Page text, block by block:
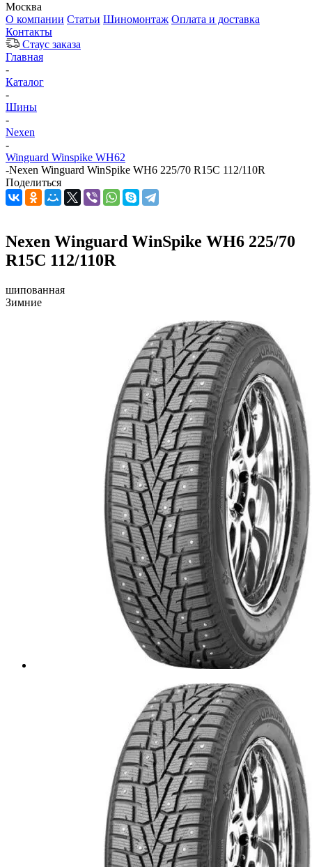
Москва
О компании Статьи Шиномонтаж Оплата и доставка
Контакты
Стаус заказа
Главная
-
Каталог
-
Шины
-
Nexen
-
Winguard Winspike WH62
-Nexen Winguard WinSpike WH6 225/70 R15C 112/110R
Поделиться
Nexen Winguard WinSpike WH6 225/70
R15C 112/110R
шипованная
Зимние